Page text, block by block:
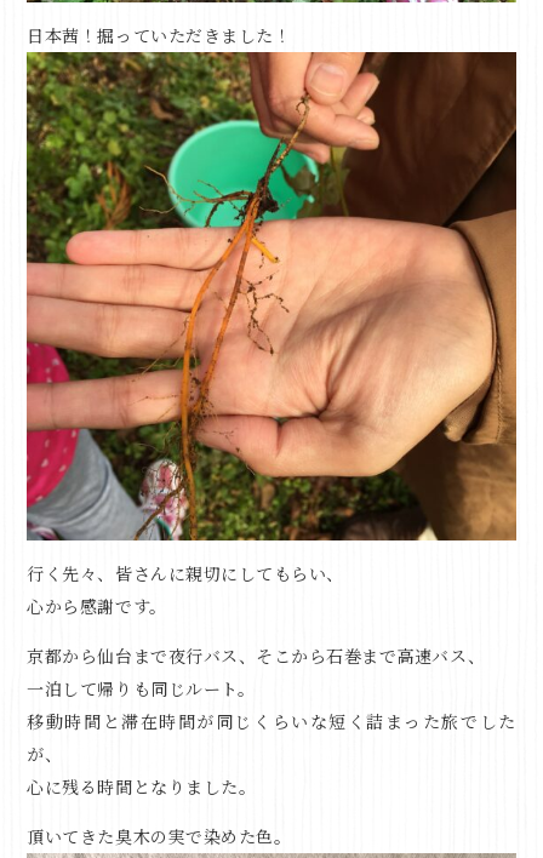
日本茜！掘っていただきました！
行く先々、皆さんに親切にしてもらい、
心から感謝です。
京都から仙台まで夜行バス、そこから石巻まで高速バス、
一泊して帰りも同じルート。
移動時間と滞在時間が同じくらいな短く詰まった旅でした
が、
心に残る時間となりました。
頂いてきた臭木の実で染めた色。